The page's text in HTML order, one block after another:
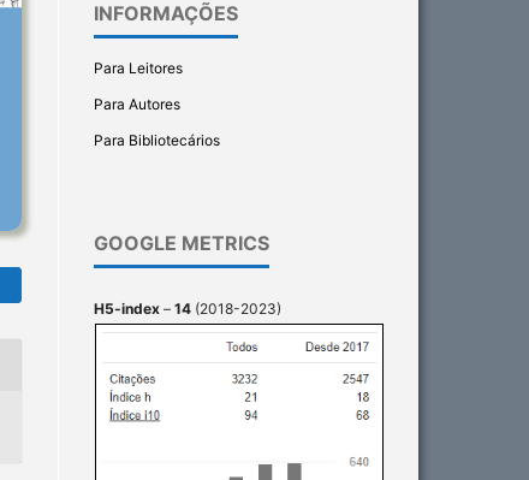
INFORMAÇÕES
Para Leitores
Para Autores
Para Bibliotecários
GOOGLE METRICS
H5-index – 14 (2018-2023)